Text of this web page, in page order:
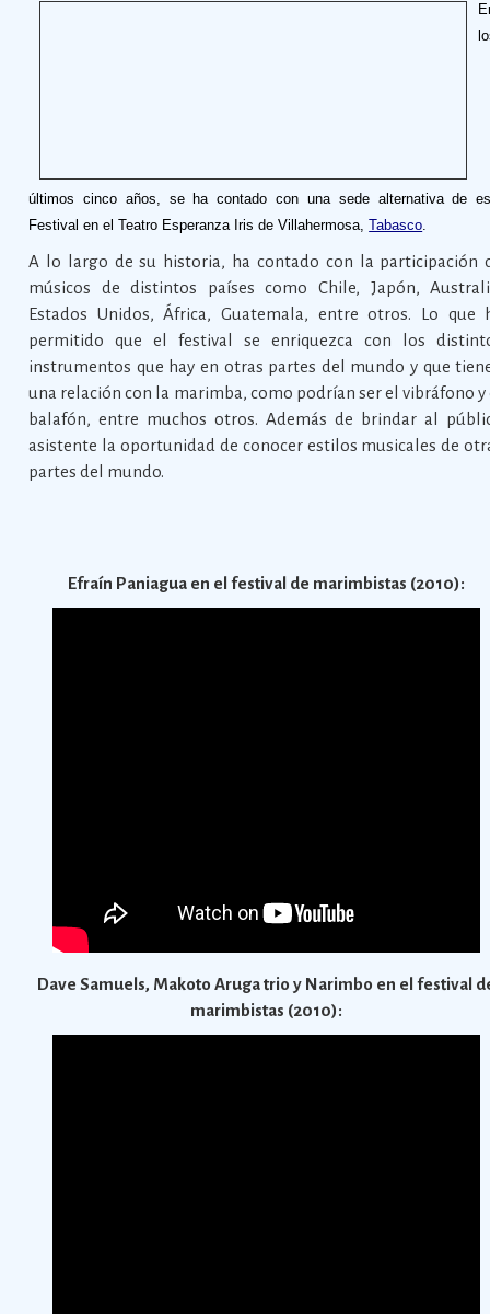
últimos cinco años, se ha contado con una sede alternativa de
Festival en el Teatro Esperanza Iris de Villahermosa,Tabasco.
A lo largo de su historia, ha contado con la participación
músicos de distintos países como Chile, Japón,
Estados Unidos, África, Guatemala, entre otros. Lo que
permitido que el festival se enriquezca con los
instrumentos que hay en otras partes del mundo y que
una relación con la marimba, como podrían ser el vibráfono y
balafón, entre muchos otros. Además de brindar al
asistente la oportunidad de conocer estilos musicales de
partes del mundo.
Efraín Paniagua en el festival de marimbistas (2010):
Dave Samuels, Makoto Aruga trio y Narimbo en el festival
marimbistas (2010):